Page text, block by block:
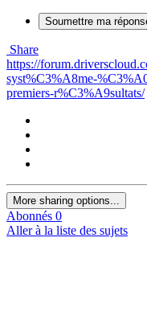
Soumettre ma
Share
https://
syst%C3%A8me-
premiers-r%C3%A9sultats/
More sharing options...
Abonnés 0
Aller à la liste des sujets